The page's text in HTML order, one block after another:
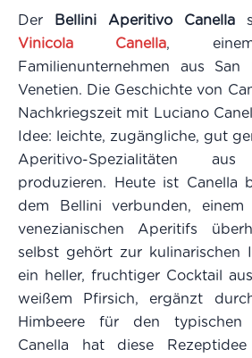
Der Bellini Aperitivo Canella
Vinicola Canella, einem
Familienunternehmen aus
Venetien. Die Geschichte von
Nachkriegszeit mit Luciano
Idee: leichte, zugängliche, gut
Aperitivo-Spezialitäten
produzieren. Heute ist Canella
dem Bellini verbunden, einem
venezianischen Aperitifs
selbst gehört zur kulinarischen
ein heller, fruchtiger Cocktail
weißem Pfirsich, ergänzt
Himbeere für den typischen
Canella hat diese